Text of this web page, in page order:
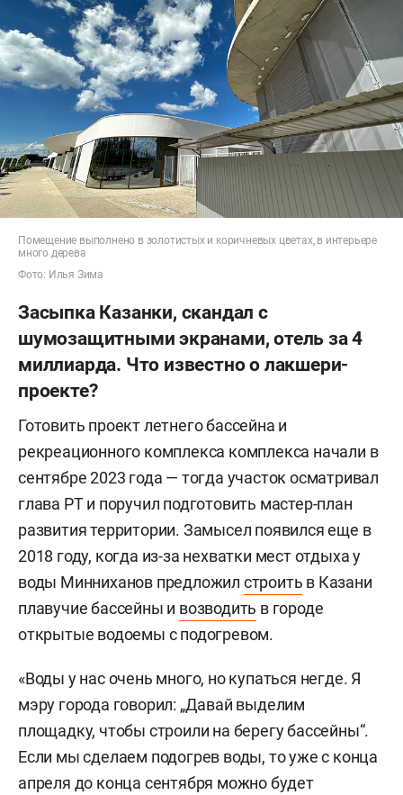
Помещение выполнено в золотистых и коричневых цветах, в интерьере
много дерева
Фото: Илья Зима
Засыпка Казанки, скандал с
шумозащитными экранами, отель за 4
миллиарда. Что известно о лакшери-
проекте?
Готовить проект летнего бассейна и
рекреационного комплекса комплекса начали в
сентябре 2023 года — тогда участок осматривал
глава РТ и поручил подготовить мастер-план
развития территории. Замысел появился еще в
2018 году, когда из-за нехватки мест отдыха у
воды Минниханов предложил строить в Казани
плавучие бассейны и возводить в городе
открытые водоемы с подогревом.
«Воды у нас очень много, но купаться негде. Я
мэру города говорил: „Давай выделим
площадку, чтобы строили на берегу бассейны“.
Если мы сделаем подогрев воды, то уже с конца
апреля до конца сентября можно будет